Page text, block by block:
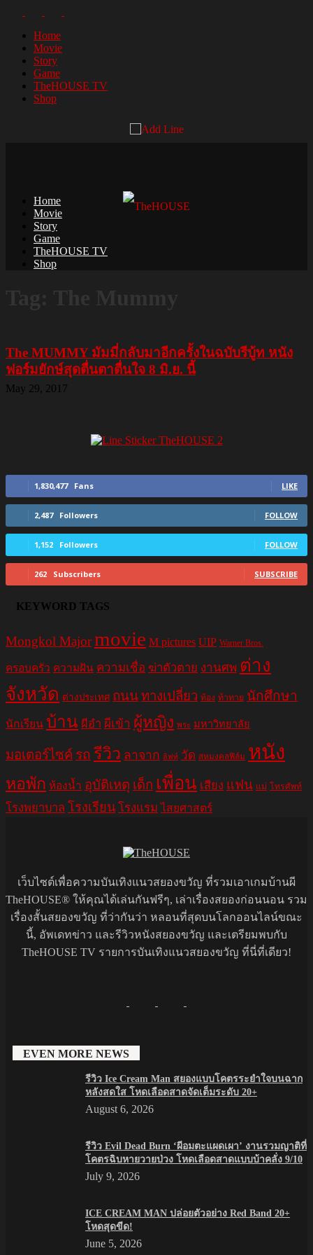
Home
Movie
Story
Game
TheHOUSE TV
Shop
Home
Movie
Story
Game
TheHOUSE TV
Shop
The MUMMY มัมมี่กลับมาอีกครั้งในฉบับรีบู้ท หนัง
ฟอร์มยักษ์สุดตื่นตาตื่นใจ 8 มิ.ย. นี้
May 29, 2017
1,830,477 Fans LIKE
2,487 Followers FOLLOW
1,152 Followers FOLLOW
262 Subscribers SUBSCRIBE
KEYWORD TAGS
Mongkol Majormovie M pictures UIP Warner Bros.
ครอบครัว ความฝัน ความเชื่อ ฆ่าตัวตาย งานศพ ต่าง
จังหวัด ต่างประเทศ ถนนทางเปลี่ยว ท้อง ท้าทาย นักศึกษา
นักเรียน บ้าน ผีอำ ผีเข้า ผู้หญิง พระ มหาวิทยาลัย
มอเตอร์ไซค์ รถ รีวิว ลาจาก ลิฟท์ วัด สหมงคลฟิล์ม หนัง
หอพัก ห้องน้ำ อุบัติเหตุ เด็ก เพื่อน เสียง แฟน แม่ โทรศัพท์
โรงพยาบาล โรงเรียน โรงแรม ไสยศาสตร์
เว็บไซต์เพื่อความบันเทิงแนวสยองขวัญ ที่รวมเอาเกมบ้านผี
TheHOUSE® ให้คุณได้เล่นกันฟรีๆ, เล่าเรื่องสยองก่อนนอน รวม
เรื่องสั้นสยองขวัญ ที่ว่ากันว่า หลอนที่สุดบนโลกออนไลน์ขณะ
นี้, อัพเดทข่าว และรีวิวหนังสยองขวัญ และเตรียมพบกับ
TheHOUSE TV รายการบันเทิงแนวสยองขวัญ ที่นี่ที่เดียว!
EVEN MORE NEWS
รีวิว Ice Cream Man สยองแบบโคตรระยำใจบนฉาก
หลังสดใส โหดเลือดสาดจัดเต็มระดับ 20+
August 6, 2026
รีวิว Evil Dead Burn ‘ผีอมตะแผดเผา’ งานรวมญาติที่
โคตรฉิบหายวายป่วง โหดเลือดสาดแบบบ้าคลั่ง 9/10
July 9, 2026
ICE CREAM MAN ปล่อยตัวอย่าง Red Band 20+
โหดสุดขีด!
June 5, 2026